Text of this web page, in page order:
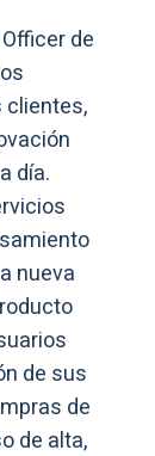
de
clientes,
día.
nueva
de sus
de
de alta,